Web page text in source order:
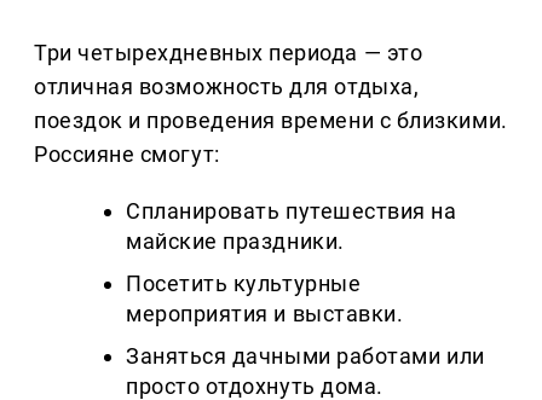
Три четырехдневных периода — это
отличная возможность для отдыха,
поездок и проведения времени с близкими.
Россияне смогут:
Спланировать путешествия на
майские праздники.
Посетить культурные
мероприятия и выставки.
Заняться дачными работами или
просто отдохнуть дома.